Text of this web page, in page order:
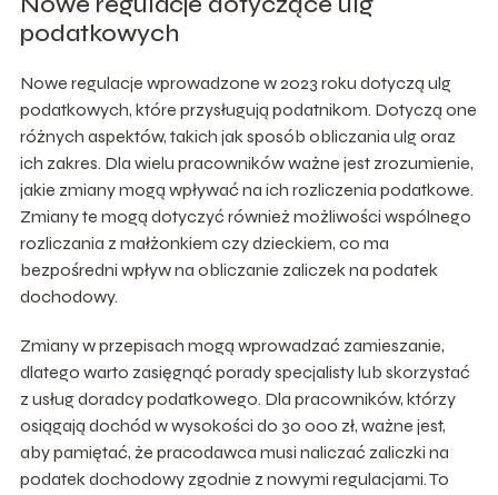
podatkowych
Nowe regulacje wprowadzone w 2023 roku dotyczą ulg
podatkowych, które przysługują podatnikom. Dotyczą one
różnych aspektów, takich jak sposób obliczania ulg oraz
ich zakres. Dla wielu pracowników ważne jest zrozumienie,
jakie zmiany mogą wpływać na ich rozliczenia podatkowe.
Zmiany te mogą dotyczyć również możliwości wspólnego
rozliczania z małżonkiem czy dzieckiem, co ma
bezpośredni wpływ na obliczanie zaliczek na podatek
dochodowy.
Zmiany w przepisach mogą wprowadzać zamieszanie,
dlatego warto zasięgnąć porady specjalisty lub skorzystać
z usług doradcy podatkowego. Dla pracowników, którzy
osiągają dochód w wysokości do 30 000 zł, ważne jest,
aby pamiętać, że pracodawca musi naliczać zaliczki na
podatek dochodowy zgodnie z nowymi regulacjami. To